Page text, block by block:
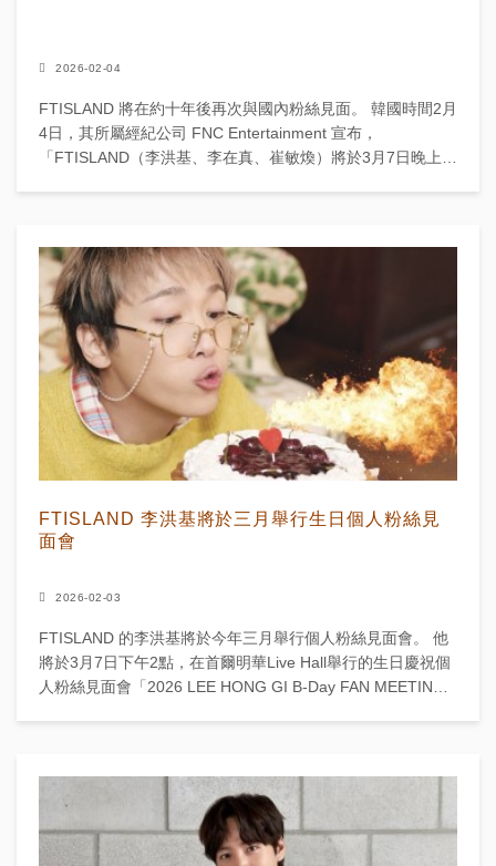
2026-02-04
FTISLAND 將在約十年後再次與國內粉絲見面。 韓國時間2月
4日，其所屬經紀公司 FNC Entertainment 宣布，
「FTISLAND（李洪基、李在真、崔敏煥）將於3月7日晚上7
FTISLAND 李洪基將於三月舉行生日個人粉絲見
面會
2026-02-03
FTISLAND 的李洪基將於今年三月舉行個人粉絲見面會。 他
將於3月7日下午2點，在首爾明華Live Hall舉行的生日慶祝個
人粉絲見面會「2026 LEE HONG GI B-Day FAN MEETING